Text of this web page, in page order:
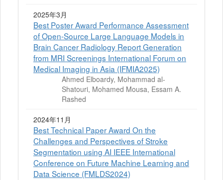
2025年3月
Best Poster Award Performance Assessment
of Open-Source Large Language Models in
Brain Cancer Radiology Report Generation
from MRI Screenings International Forum on
Medical Imaging in Asia (IFMIA2025)
Ahmed Elboardy, Mohammad al-
Shatouri, Mohamed Mousa, Essam A.
Rashed
2024年11月
Best Technical Paper Award On the
Challenges and Perspectives of Stroke
Segmentation using AI IEEE International
Conference on Future Machine Learning and
Data Science (FMLDS2024)